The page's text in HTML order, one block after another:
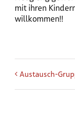
mit ihren
willkommen!!
Austausch-